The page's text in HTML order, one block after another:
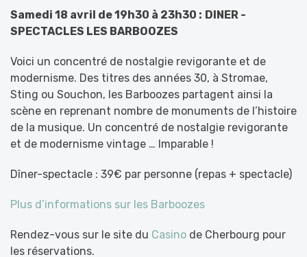
Samedi 18 avril de 19h30 à 23h30 : DINER -
SPECTACLES LES BARBOOZES
Voici un concentré de nostalgie revigorante et de
modernisme. Des titres des années 30, à Stromae,
Sting ou Souchon, les Barboozes partagent ainsi la
scène en reprenant nombre de monuments de l’histoire
de la musique. Un concentré de nostalgie revigorante
et de modernisme vintage … Imparable !
Dîner-spectacle : 39€ par personne (repas + spectacle)
Plus d’informations sur les Barboozes
Rendez-vous sur le site du Casino de Cherbourg pour
les réservations.